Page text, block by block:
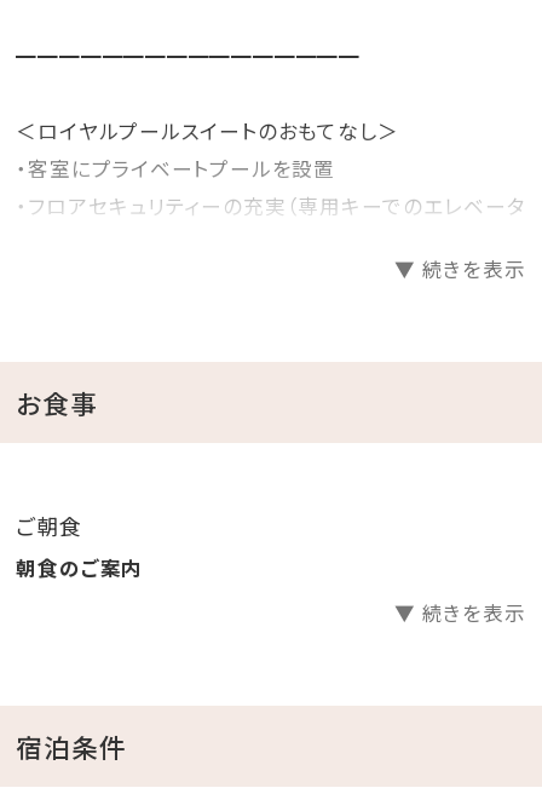
━━━━━━━━━━━━━━━━
＜ロイヤルプールスイートのおもてなし＞
・客室にプライベートプールを設置
・フロアセキュリティーの充実（専用キーでのエレベータ
※9階はプライベートフロアの為、ご宿泊者以外の方の
・専用デスクでのチェックイン・チェックアウト
・専用コンシェルジュデスクをご用意
営業時間 15：00～23：00（最終受付22：30）
・滞在中新聞サービス（地元紙 休刊日除く）
・駐車場無料（通常1泊あたり1，000円、上限3，000円）
▼ 続きを表示
お食事
ご朝食
朝食のご案内
▼ 続きを表示
宿泊条件